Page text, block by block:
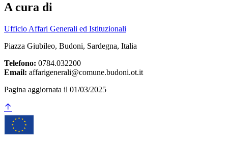
A cura di
Ufficio Affari Generali ed Istituzionali
Piazza Giubileo, Budoni, Sardegna, Italia
Telefono: 0784.032200
Email: affarigenerali@comune.budoni.ot.it
Pagina aggiornata il 01/03/2025